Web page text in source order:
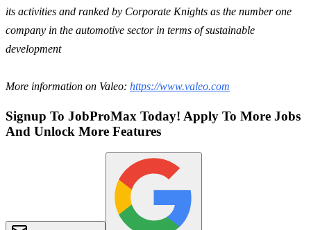
its activities and ranked by Corporate Knights as the number one
company in the automotive sector in terms of sustainable
development
More information on Valeo: https://www.valeo.com
Signup To JobProMax Today! Apply To More Jobs
And Unlock More Features